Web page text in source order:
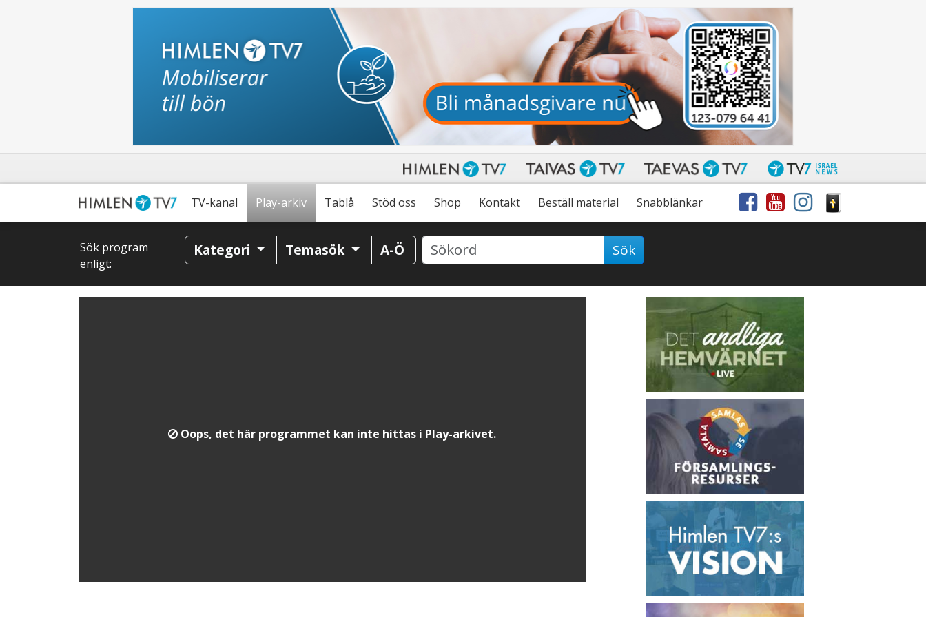
TV-kanal Play-arkiv Tablå Stöd oss Shop Kontakt Beställ material Snabblänkar
Sök program
enligt:
Kategori Temasök A-Ö Sök
Oops, det här programmet kan inte hittas i Play-arkivet.